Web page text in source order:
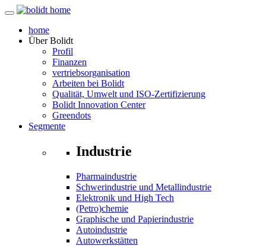
home
ÜberBolidt
Profil
Finanzen
vertriebsorganisation
Arbeiten bei Bolidt
Qualität, Umwelt und ISO-Zertifizierung
Bolidt Innovation Center
Greendots
Segmente
Industrie
Pharmaindustrie
Schwerindustrie und Metallindustrie
Elektronik und High Tech
(Petro)chemie
Graphische und Papierindustrie
Autoindustrie
Autowerkstätten